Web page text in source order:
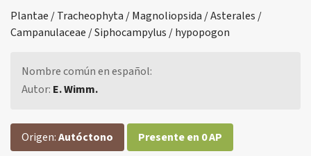
Plantae / Tracheophyta / Magnoliopsida / Asterales /
Campanulaceae / Siphocampylus / hypopogon
Nombre común en español:
Autor: E. Wimm.
Origen:Autóctono Presente en 0 AP